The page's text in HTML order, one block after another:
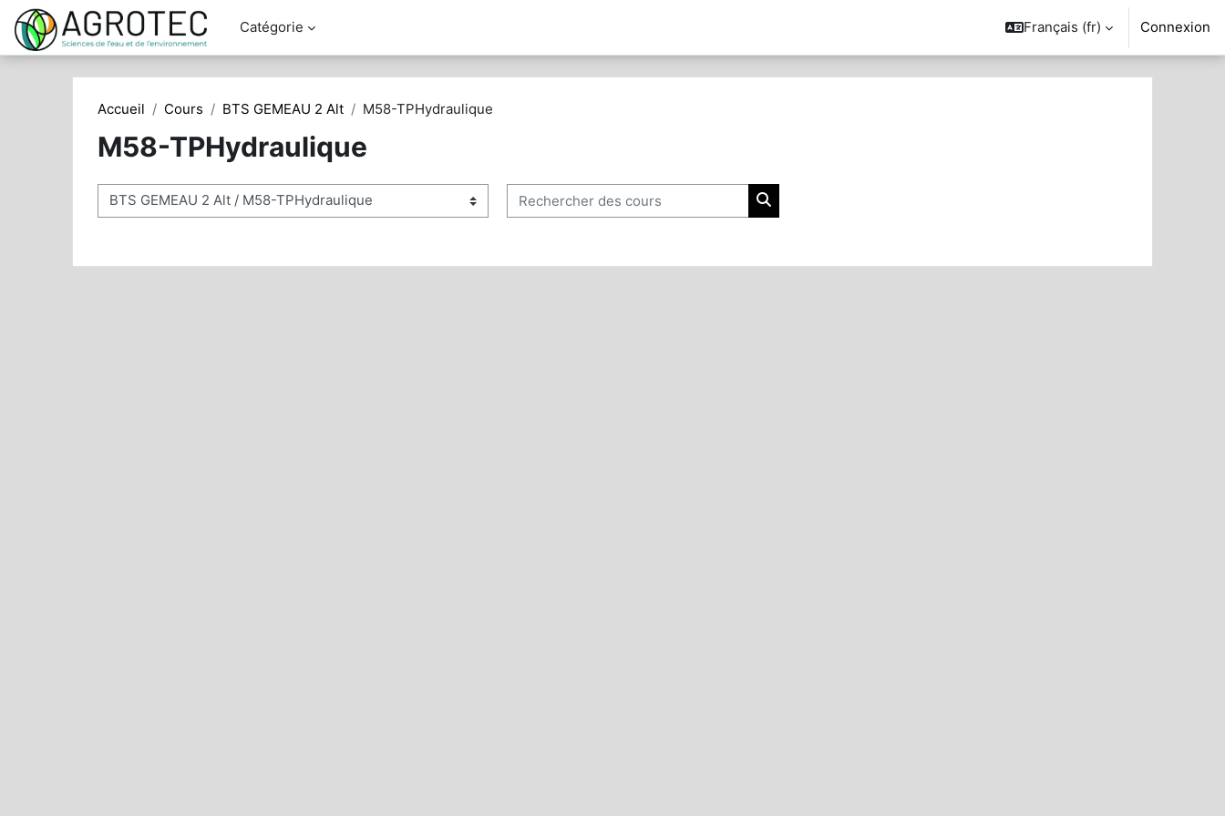
Passer au contenu principal
Catégorie
Français ‎(fr)‎ Connexion
Accueil Cours BTS GEMEAU 2 Alt M58-TPHydraulique
M58-TPHydraulique
Catégories de cours
Rechercher des cours
Rechercher des cours